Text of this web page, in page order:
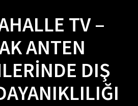
TV –
ANTEN
DIŞ